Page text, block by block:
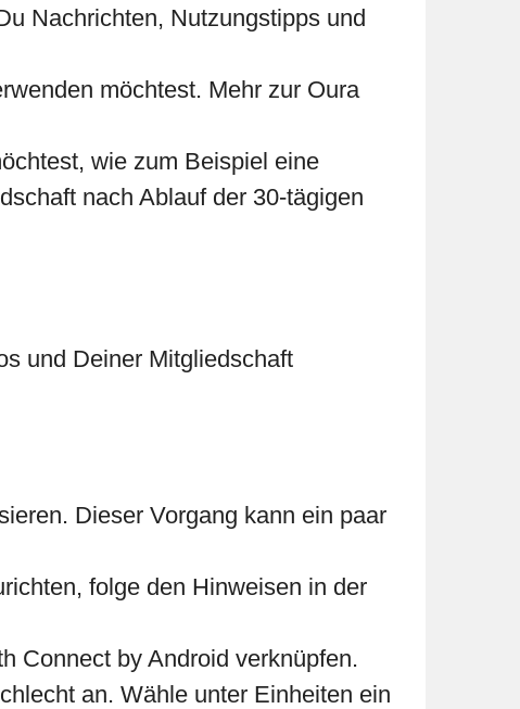
Nachrichten, Nutzungstipps und
möchtest. Mehr zur Oura
wie zum Beispiel eine
nach Ablauf der 30-tägigen
und Deiner Mitgliedschaft
Dieser Vorgang kann ein paar
folge den Hinweisen in der
Connect by Android verknüpfen.
an. Wähle unter Einheiten ein